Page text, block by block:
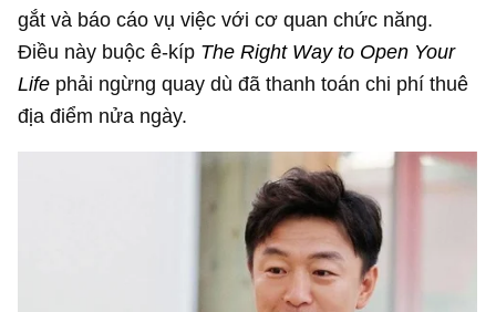
gắt và báo cáo vụ việc với cơ quan chức năng.
Điều này buộc ê-kíp The Right Way to Open Your
Life phải ngừng quay dù đã thanh toán chi phí thuê
địa điểm nửa ngày.